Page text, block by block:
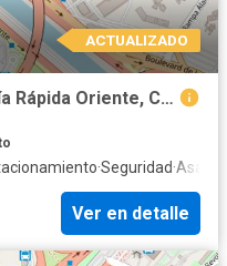
ACTUALIZADO
Renta de departamento en Vía Rápida Oriente, Colonia Chapultepec Alamar, C.P. 22110
·Seguridad·Asador
Ver en detalle